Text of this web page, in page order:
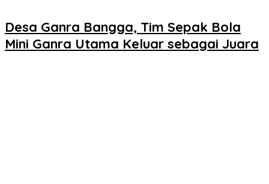
Desa Ganra Bangga, Tim Sepak Bola
Mini Ganra Utama Keluar sebagai Juara